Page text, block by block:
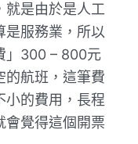
就是由於是人工
是服務業，所以
」300 – 800元
的航班，這筆費
小的費用，長程
會覺得這個開票